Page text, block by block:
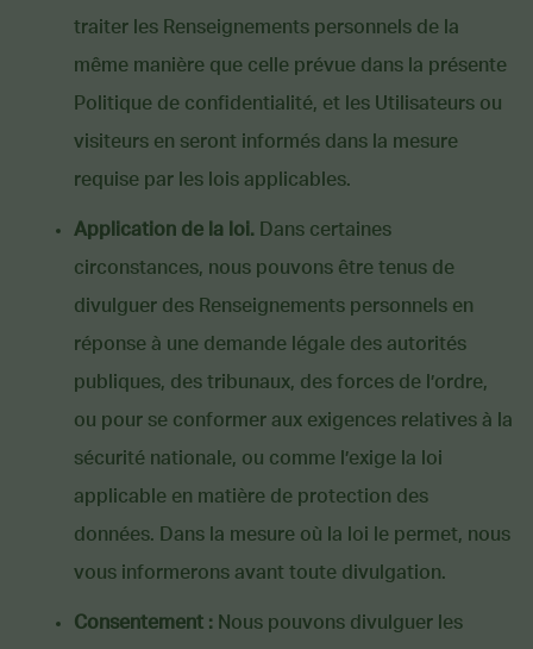
traiter les Renseignements personnels de la
même manière que celle prévue dans la présente
Politique de confidentialité, et les Utilisateurs ou
visiteurs en seront informés dans la mesure
requise par les lois applicables.
Application de la loi. Dans certaines
circonstances, nous pouvons être tenus de
divulguer des Renseignements personnels en
réponse à une demande légale des autorités
publiques, des tribunaux, des forces de l’ordre,
ou pour se conformer aux exigences relatives à la
sécurité nationale, ou comme l’exige la loi
applicable en matière de protection des
données. Dans la mesure où la loi le permet, nous
vous informerons avant toute divulgation.
Consentement : Nous pouvons divulguer les